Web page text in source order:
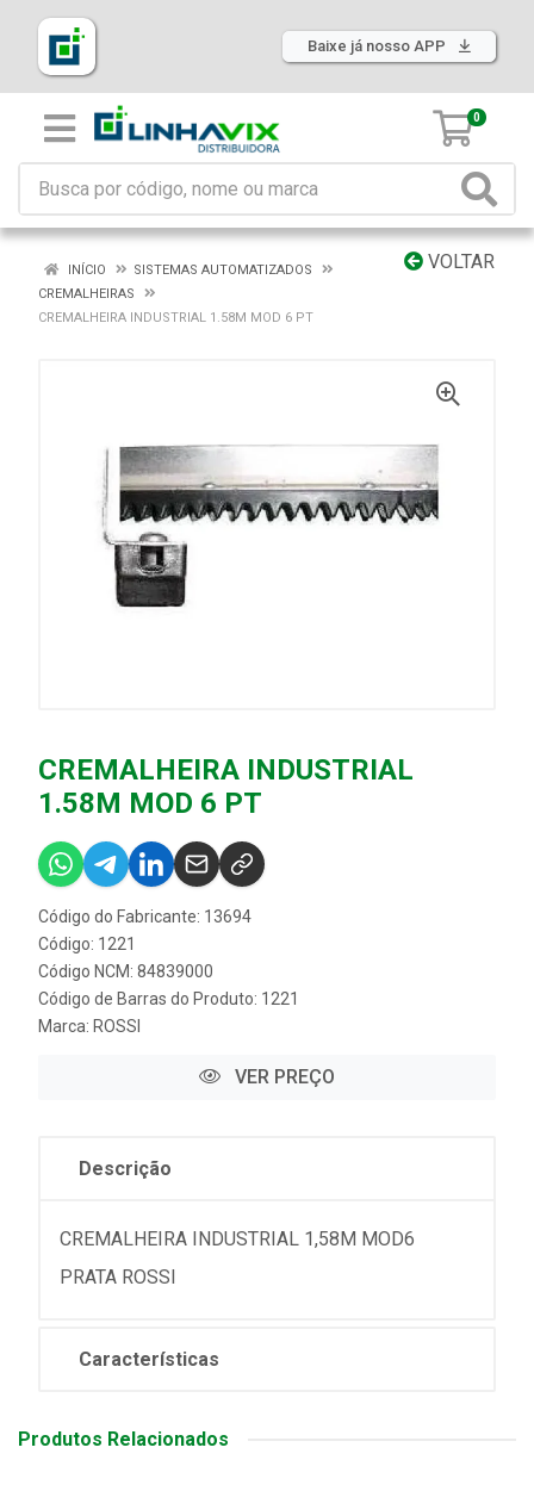
Baixe já nosso APP
0
VOLTAR
INÍCIO
SISTEMAS AUTOMATIZADOS
CREMALHEIRAS
CREMALHEIRA INDUSTRIAL 1.58M MOD 6 PT
CREMALHEIRA INDUSTRIAL
1.58M MOD 6 PT
Código do Fabricante: 13694
Código: 1221
Código NCM: 84839000
Código de Barras do Produto: 1221
Marca: ROSSI
VER PREÇO
Descrição
CREMALHEIRA INDUSTRIAL 1,58M MOD6
PRATA ROSSI
Características
Produtos Relacionados